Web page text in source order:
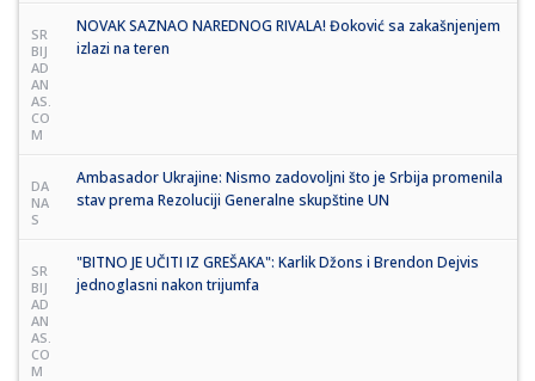
SR
BIJ
AD
AN
AS.
CO
M
NOVAK SAZNAO NAREDNOG RIVALA! Đoković sa zakašnjenjem
izlazi na teren
DA
NA
S
Ambasador Ukrajine: Nismo zadovoljni što je Srbija promenila
stav prema Rezoluciji Generalne skupštine UN
SR
BIJ
AD
AN
AS.
CO
M
"BITNO JE UČITI IZ GREŠAKA": Karlik Džons i Brendon Dejvis
jednoglasni nakon trijumfa